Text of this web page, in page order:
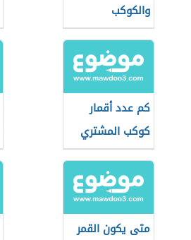
والكوكب
كم عدد أقمار
كوكب المشتري
متى يكون القمر